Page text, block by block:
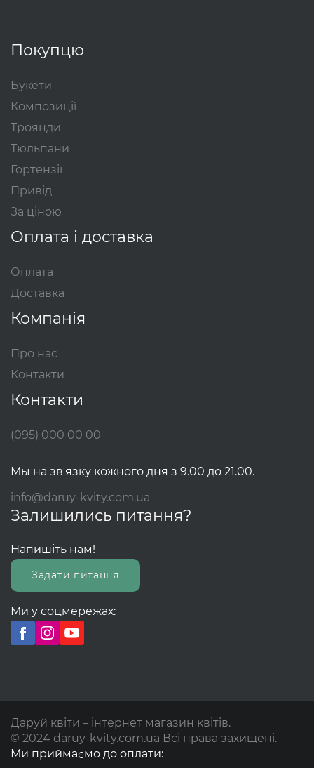
Покупцю
Букети
Композиції
Троянди
Тюльпани
Гортензії
Привід
За ціною
Оплата і доставка
Оплата
Доставка
Компанія
Про нас
Контакти
Контакти
(095) 000 00 00
Мы на звʼязку кожного дня з 9.00 до 21.00.
info@daruy-kvity.com.ua
Залишились питання?
Напишіть нам!
Задати питання
Ми у соцмережах:
Даруй квіти – інтернет магазин квітів.
© 2024 daruy-kvity.com.ua Всі права захищені.
Ми приймаємо до оплати: